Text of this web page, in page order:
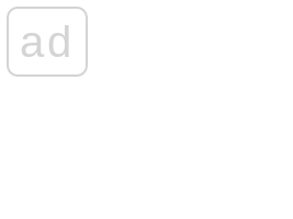
ad